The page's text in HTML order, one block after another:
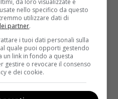
e il dibattito sul
italiano
della figura pubblica
per cui parlare di lei
nello specifico da questo
utilizzare dati di
partner.
i tuoi dati personali sulla
quale puoi opporti gestendo
un link in fondo a questa
gestire o revocare il consenso
e dei cookie.